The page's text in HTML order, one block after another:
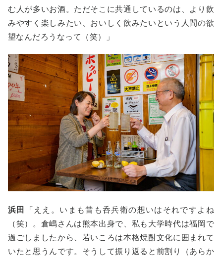
む人が多いお酒。ただそこに共通しているのは、より飲
みやすく楽しみたい、おいしく飲みたいという人間の欲
望なんだろうなって（笑）」
浜田
「ええ。いまも昔も呑兵衛の想いはそれですよね
（笑）。倉嶋さんは熊本出身で、私も大学時代は福岡で
過ごしましたから、若いころは本格焼酎文化に囲まれて
いたと思うんです。そうして振り返ると前割り（あらか